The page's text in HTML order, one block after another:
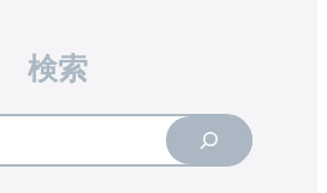
検索